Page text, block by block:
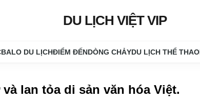
DU LỊCH VIỆT VIP
BALO DU LỊCHĐIỂM ĐẾN DÒNG CHẢY DU LỊCH THỂ THAO
lan tỏa di sản văn hóa Việt.